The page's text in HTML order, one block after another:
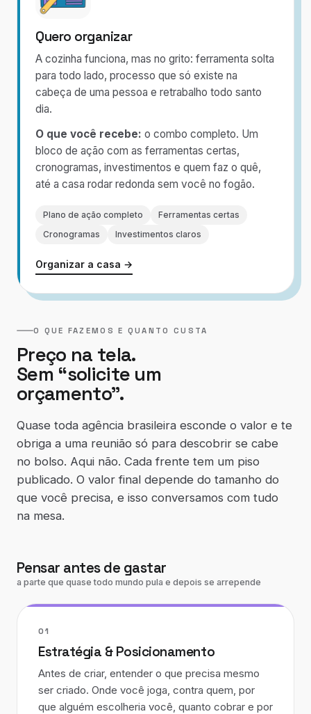
Quero organizar
A cozinha funciona, mas no grito: ferramenta solta
para todo lado, processo que só existe na
cabeça de uma pessoa e retrabalho todo santo
dia.
O que você recebe: o combo completo. Um
bloco de ação com as ferramentas certas,
cronogramas, investimentos e quem faz o quê,
até a casa rodar redonda sem você no fogão.
Plano de ação completo
Ferramentas certas
Cronogramas
Investimentos claros
Organizar a casa →
O QUE FAZEMOS E QUANTO CUSTA
Preço na tela.
Sem “solicite um
orçamento”.
Quase toda agência brasileira esconde o valor e te
obriga a uma reunião só para descobrir se cabe
no bolso. Aqui não. Cada frente tem um piso
publicado. O valor final depende do tamanho do
que você precisa, e isso conversamos com tudo
na mesa.
Pensar antes de gastar
a parte que quase todo mundo pula e depois se arrepende
01
Estratégia & Posicionamento
Antes de criar, entender o que precisa mesmo
ser criado. Onde você joga, contra quem, por
que alguém escolheria você, quanto cobrar e por